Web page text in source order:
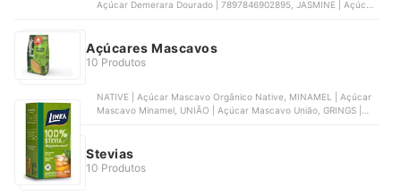
Açúcar Demerara Dourado | 7897846902895, JASMINE | Açúcar
Açúcares Mascavos
10 Produtos
NATIVE | Açúcar Mascavo Orgânico Native, MINAMEL | Açúcar
Mascavo Minamel, UNIÃO | Açúcar Mascavo União, GRINGS |
Stevias
10 Produtos